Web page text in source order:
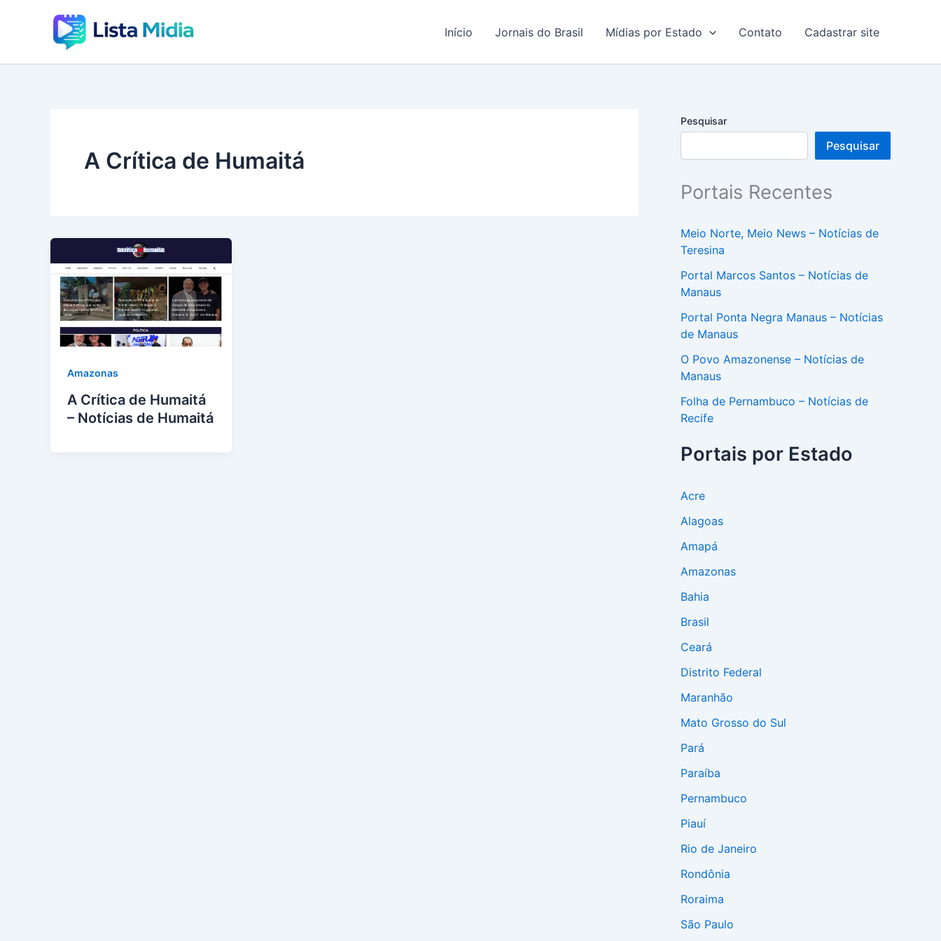
conteúdo
Início Jornais do Brasil Mídias por Estado Contato Cadastrar site
A Crítica de Humaitá
Amazonas
A Crítica de Humaitá
– Notícias de Humaitá
Pesquisar
Pesquisar
Portais Recentes
Meio Norte, Meio News – Notícias de
Teresina
Portal Marcos Santos – Notícias de
Manaus
Portal Ponta Negra Manaus – Notícias
de Manaus
O Povo Amazonense – Notícias de
Manaus
Folha de Pernambuco – Notícias de
Recife
Portais por Estado
Acre
Alagoas
Amapá
Amazonas
Bahia
Brasil
Ceará
Distrito Federal
Maranhão
Mato Grosso do Sul
Pará
Paraíba
Pernambuco
Piauí
Rio de Janeiro
Rondônia
Roraima
São Paulo